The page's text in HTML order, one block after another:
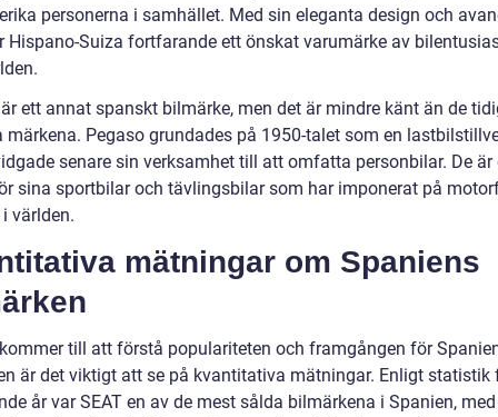
personerna i samhället. Med sin eleganta design och
Hispano-Suiza fortfarande ett önskat varumärke av
ett annat spanskt bilmärke, men det är mindre känt än de
märkena. Pegaso grundades på 1950-talet som en
senare sin verksamhet till att omfatta personbilar. De är
sina sportbilar och tävlingsbilar som har imponerat på
världen.
mätningar om Spaniens
till att förstå populariteten och framgången för
är det viktigt att se på kvantitativa mätningar. Enligt statistik
år var SEAT en av de mest sålda bilmärkena i Spanien,